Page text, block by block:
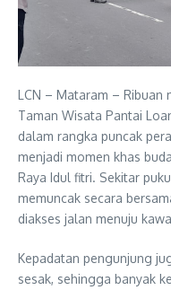
LCN – Mataram – Ribuan
Taman Wisata Pantai
dalam rangka puncak
menjadi momen khas
Raya Idul fitri. Sekitar
memuncak secara
diakses jalan menuju
Kepadatan pengunjung
sesak, sehingga banyak